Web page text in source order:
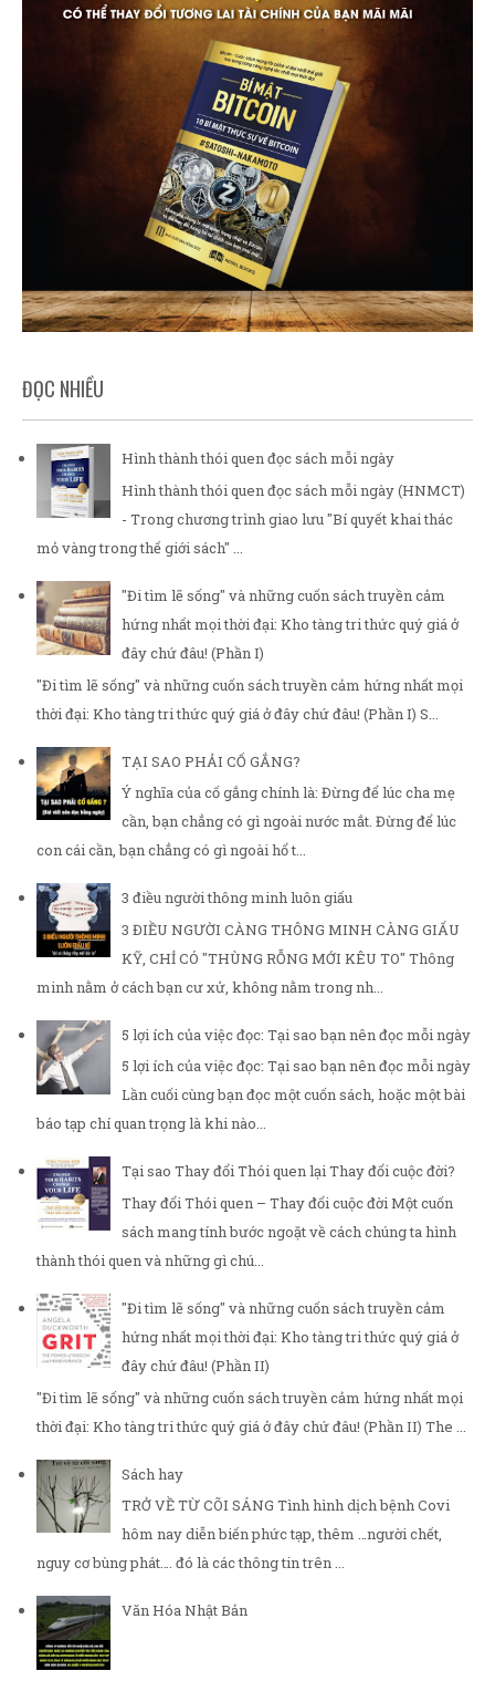
ĐỌC NHIỀU
Hình thành thói quen đọc sách mỗi ngày
Hình thành thói quen đọc sách mỗi ngày (HNMCT)
- Trong chương trình giao lưu "Bí quyết khai thác
mỏ vàng trong thế giới sách" ...
"Đi tìm lẽ sống" và những cuốn sách truyền cảm
hứng nhất mọi thời đại: Kho tàng tri thức quý giá ở
đây chứ đâu! (Phần I)
"Đi tìm lẽ sống" và những cuốn sách truyền cảm hứng nhất mọi
thời đại: Kho tàng tri thức quý giá ở đây chứ đâu! (Phần I) S...
TẠI SAO PHẢI CỐ GẮNG?
Ý nghĩa của cố gắng chính là: Đừng để lúc cha mẹ
cần, bạn chẳng có gì ngoài nước mắt. Đừng để lúc
con cái cần, bạn chẳng có gì ngoài hổ t...
3 điều người thông minh luôn giấu
3 ĐIỀU NGƯỜI CÀNG THÔNG MINH CÀNG GIẤU
KỸ, CHỈ CÓ "THÙNG RỖNG MỚI KÊU TO" Thông
minh nằm ở cách bạn cư xử, không nằm trong nh...
5 lợi ích của việc đọc: Tại sao bạn nên đọc mỗi ngày
5 lợi ích của việc đọc: Tại sao bạn nên đọc mỗi ngày
Lần cuối cùng bạn đọc một cuốn sách, hoặc một bài
báo tạp chí quan trọng là khi nào...
Tại sao Thay đổi Thói quen lại Thay đổi cuộc đời?
Thay đổi Thói quen – Thay đổi cuộc đời Một cuốn
sách mang tính bước ngoặt về cách chúng ta hình
thành thói quen và những gì chú...
"Đi tìm lẽ sống" và những cuốn sách truyền cảm
hứng nhất mọi thời đại: Kho tàng tri thức quý giá ở
đây chứ đâu! (Phần II)
"Đi tìm lẽ sống" và những cuốn sách truyền cảm hứng nhất mọi
thời đại: Kho tàng tri thức quý giá ở đây chứ đâu! (Phần II) The ...
Sách hay
TRỞ VỀ TỪ CÕI SÁNG Tình hình dịch bệnh Covi
hôm nay diễn biến phức tạp, thêm …người chết,
nguy cơ bùng phát…. đó là các thông tin trên ...
Văn Hóa Nhật Bản